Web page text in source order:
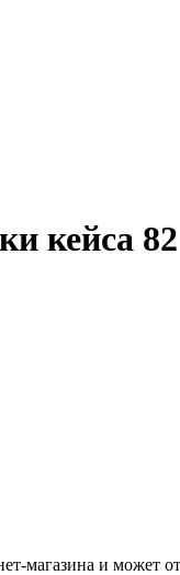
кейса
магазина и может